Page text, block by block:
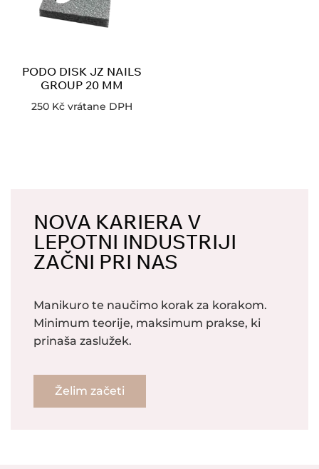
PODO DISK JZ NAILS
GROUP 20 MM
250 Kč vrátane DPH
NOVA KARIERA V
LEPOTNI INDUSTRIJI
ZAČNI PRI NAS
Manikuro te naučimo korak za korakom.
Minimum teorije, maksimum prakse, ki
prinaša zaslužek.
Želim začeti